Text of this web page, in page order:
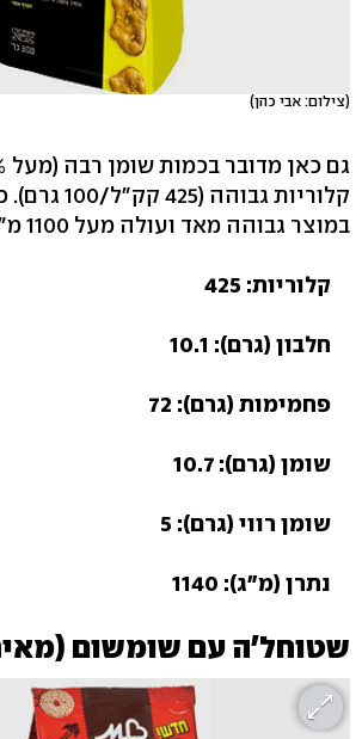
(צילום: אבי כהן)
קלוריות גבוהה
במוצר גבוהה מאד ועולה מעל 1100 מ"ג/100 גרם.
קלוריות: 425
חלבון (גרם): 10.1
פחמימות (גרם): 72
שומן (גרם): 10.7
שומן רווי (גרם): 5
נתרן (מ"ג): 1140
שטוחל'ה עם שומשום